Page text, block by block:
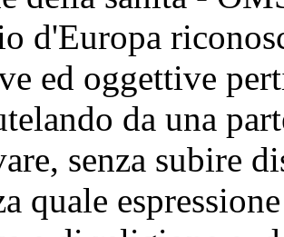
d'Europa
ed oggettive
da una
senza subire
quale